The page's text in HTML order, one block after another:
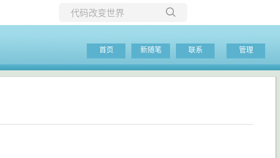
当前博客
首页 新随笔 联系 管理